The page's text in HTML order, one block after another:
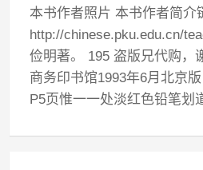
本书作者照片 本书作者简介
http://chinese.pku.edu.cn/
俭明著。 195 盗版兄代购，
商务印书馆1993年6月北京
P5页惟一一处淡红色铅笔划